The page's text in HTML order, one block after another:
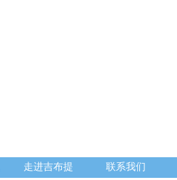
走进吉布提 联系我们